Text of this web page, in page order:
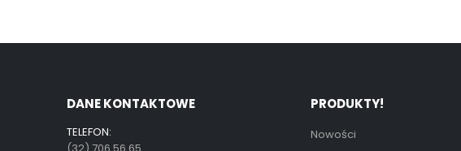
DANE KONTAKTOWE
TELEFON:
PRODUKTY!
Nowości